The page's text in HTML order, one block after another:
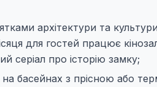
архітектури та
для гостей працює
серіал про історію замку;
басейнах з прісною або